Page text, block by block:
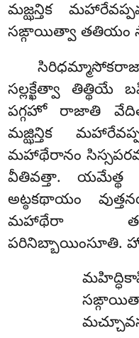
మజ్ఝన్తిక
సఙ్గాయిత్వా తతియం
సల్లక్ఖేత్వా
పగ్గహో రాజాతి
మజ్ఝిన్తిక
మహాథేరానం
వీతివత్తా. యమేత్థ
అట్ఠకథాయం
మహాథేరా
పరినిబ్బాయింసూతి.